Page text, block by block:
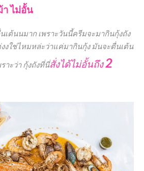
ไม่อั้น
ต้นนมาก เพราะวันนี้ครีมจะมากินกุ้งถัง
งงใช่ไหมหล่ะว่าแค่มากินกุ้ง มันจะตื่นเต้น
าะว่า กุ้งถังที่นี่สั่งได้ไม่อั้นถึง2